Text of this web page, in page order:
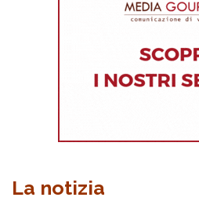
La notizia